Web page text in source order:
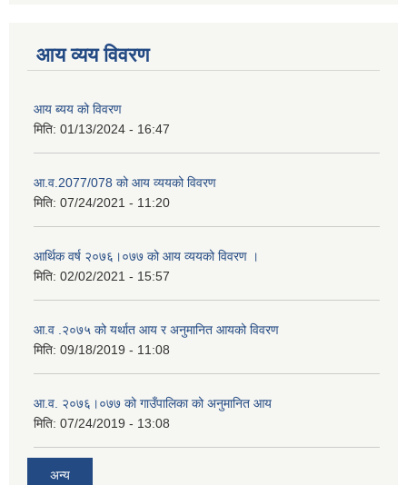
आय व्यय विवरण
आय ब्यय को विवरण
मिति: 01/13/2024 - 16:47
आ.व.2077/078 को आय व्ययको विवरण
मिति: 07/24/2021 - 11:20
आर्थिक वर्ष २०७६।०७७ को आय व्ययको विवरण ।
मिति: 02/02/2021 - 15:57
आ.व .२०७५ को यर्थात आय र अनुमानित आयको विवरण
मिति: 09/18/2019 - 11:08
आ.व. २०७६।०७७ को गाउँपालिका को अनुमानित आय
मिति: 07/24/2019 - 13:08
अन्य